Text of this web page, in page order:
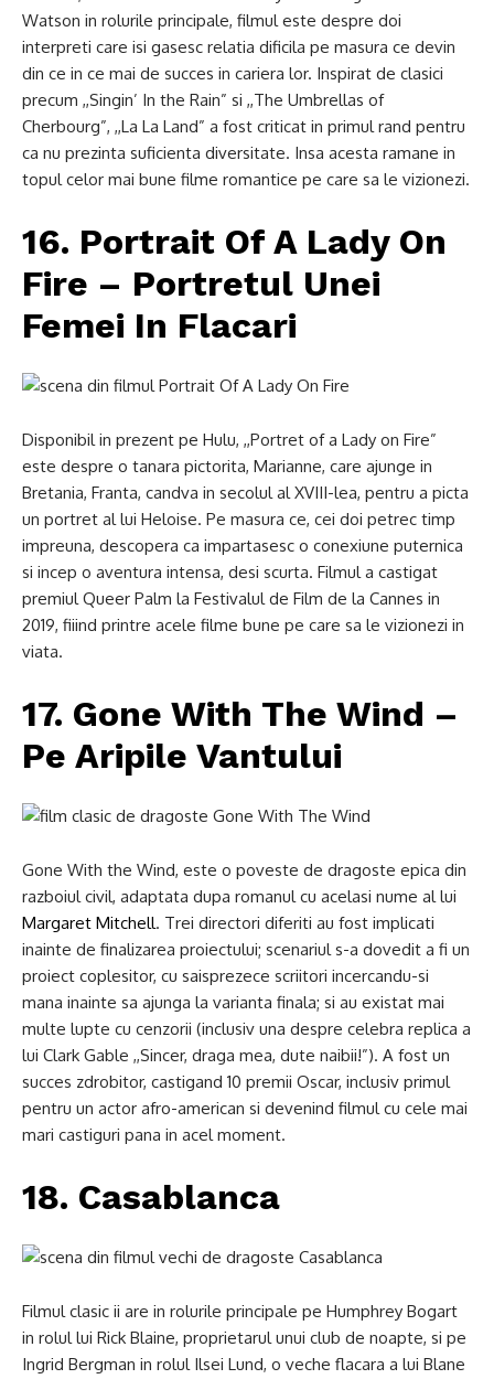
Watson in rolurile principale, filmul este despre doi
interpreti care isi gasesc relatia dificila pe masura ce devin
din ce in ce mai de succes in cariera lor. Inspirat de clasici
precum ,,Singin’ In the Rain” si ,,The Umbrellas of
Cherbourg”, ,,La La Land” a fost criticat in primul rand pentru
ca nu prezinta suficienta diversitate. Insa acesta ramane in
topul celor mai bune filme romantice pe care sa le vizionezi.
16. Portrait Of A Lady On
Fire – Portretul Unei
Femei In Flacari
Disponibil in prezent pe Hulu, ,,Portret of a Lady on Fire”
este despre o tanara pictorita, Marianne, care ajunge in
Bretania, Franta, candva in secolul al XVIII-lea, pentru a picta
un portret al lui Heloise. Pe masura ce, cei doi petrec timp
impreuna, descopera ca impartasesc o conexiune puternica
si incep o aventura intensa, desi scurta. Filmul a castigat
premiul Queer Palm la Festivalul de Film de la Cannes in
2019, fiiind printre acele filme bune pe care sa le vizionezi in
viata.
17. Gone With The Wind –
Pe Aripile Vantului
Gone With the Wind, este o poveste de dragoste epica din
razboiul civil, adaptata dupa romanul cu acelasi nume al lui
Margaret Mitchell. Trei directori diferiti au fost implicati
inainte de finalizarea proiectului; scenariul s-a dovedit a fi un
proiect coplesitor, cu saisprezece scriitori incercandu-si
mana inainte sa ajunga la varianta finala; si au existat mai
multe lupte cu cenzorii (inclusiv una despre celebra replica a
lui Clark Gable ,,Sincer, draga mea, dute naibii!”). A fost un
succes zdrobitor, castigand 10 premii Oscar, inclusiv primul
pentru un actor afro-american si devenind filmul cu cele mai
mari castiguri pana in acel moment.
18. Casablanca
Filmul clasic ii are in rolurile principale pe Humphrey Bogart
in rolul lui Rick Blaine, proprietarul unui club de noapte, si pe
Ingrid Bergman in rolul Ilsei Lund, o veche flacara a lui Blane